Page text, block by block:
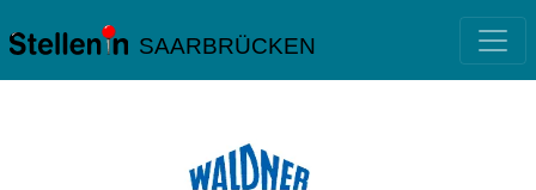
SAARBRÜCKEN